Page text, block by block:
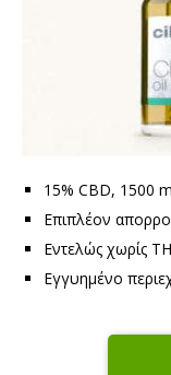
15% CBD, 1500
Επιπλέον
Εντελώς χωρίς
Εγγυημένο